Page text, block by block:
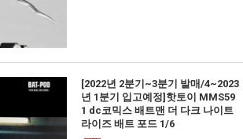
[2022년 2분기~3분기 발매/4~2023
년 1분기 입고예정]핫토이 MMS59
1 dc코믹스 배트맨 더 다크 나이트
라이즈 배트 포드 1/6